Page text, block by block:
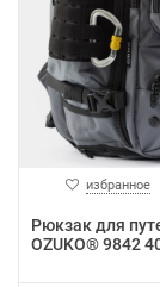
избранное
Рюкзак для
OZUKO® 9842